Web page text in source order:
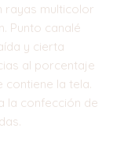
rayas multicolor
Punto canalé
y cierta
al porcentaje
contiene la tela.
la confección de